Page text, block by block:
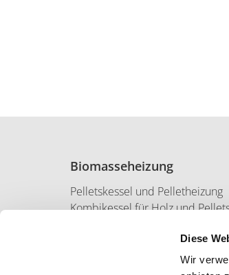
Diese
Wir
Biomasseheizung
Pelletskessel und Pelletheizung
Kombikessel für Holz und